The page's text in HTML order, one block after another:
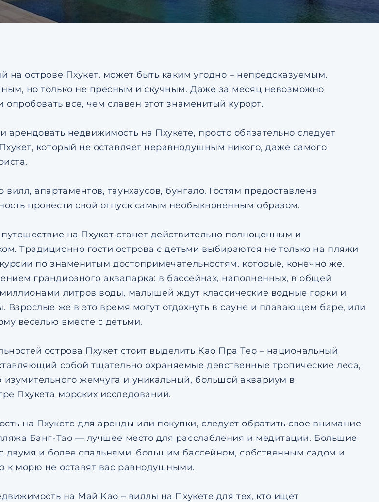
на острове Пхукет, может быть каким угодно – непредсказуемым,
но только не пресным и скучным. Даже за месяц невозможно
опробовать все, чем славен этот знаменитый курорт.
арендовать недвижимость на Пхукете, просто обязательно следует
который не оставляет неравнодушным никого, даже самого
апартаментов, таунхаусов, бунгало. Гостям предоставлена
провести свой отпуск самым необыкновенным образом.
на Пхукет станет действительно полноценным и
Традиционно гости острова с детьми выбираются не только на пляжи
по знаменитым достопримечательностям, которые, конечно же,
грандиозного аквапарка: в бассейнах, наполненных, в общей
литров воды, малышей ждут классические водные горки и
Взрослые же в это время могут отдохнуть в сауне и плавающем баре, или
веселью вместе с детьми.
острова Пхукет стоит выделить Као Пра Тео – национальный
собой тщательно охраняемые девственные тропические леса,
жемчуга и уникальный, большой аквариум в
Пхукета морских исследований.
на Пхукете для аренды или покупки, следует обратить свое внимание
Банг-Тао — лучшее место для расслабления и медитации. Большие
двумя и более спальнями, большим бассейном, собственным садом и
к морю не оставят вас равнодушными.
на Май Као – виллы на Пхукете для тех, кто ищет
персональных данных
Я даю согласие на направление